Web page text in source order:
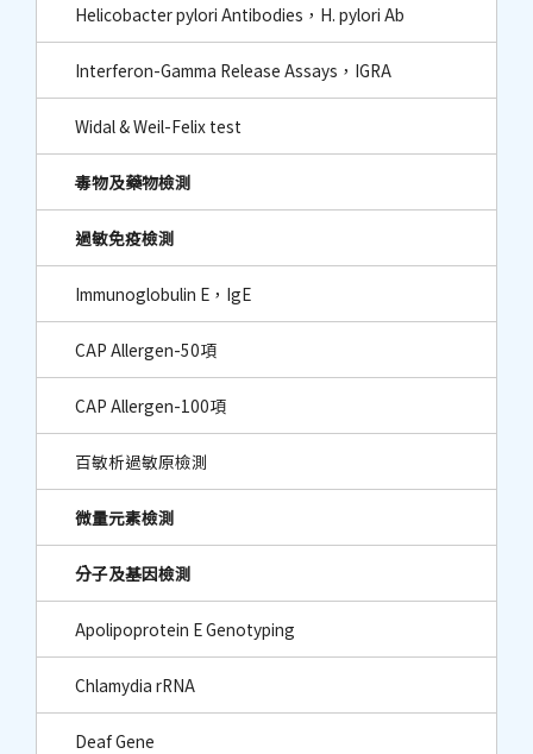
Helicobacter pylori Antibodies，H. pylori Ab
Interferon-Gamma Release Assays，IGRA
Widal & Weil-Felix test
毒物及藥物檢測
過敏免疫檢測
Immunoglobulin E，IgE
CAP Allergen-50項
CAP Allergen-100項
百敏析過敏原檢測
微量元素檢測
分子及基因檢測
Apolipoprotein E Genotyping
Chlamydia rRNA
Deaf Gene